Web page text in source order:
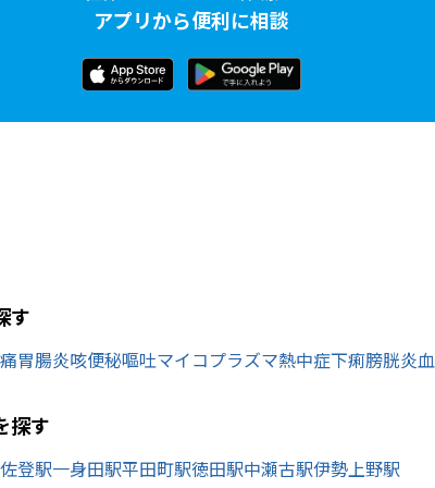
アプリから便利に相談
す
胃腸炎咳便秘嘔吐マイコプラズマ熱中症下痢膀胱炎
探す
登駅一身田駅平田町駅徳田駅中瀬古駅伊勢上野駅